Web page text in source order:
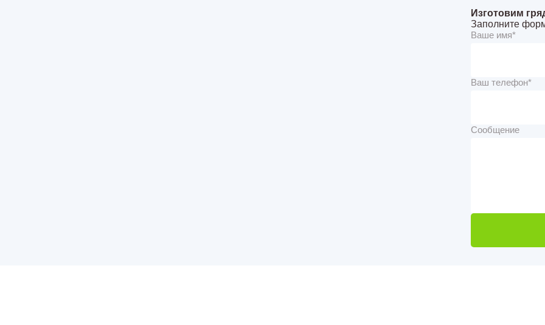
Изготовим
Заполните
Ваше имя*
Ваш телефон*
Сообщение